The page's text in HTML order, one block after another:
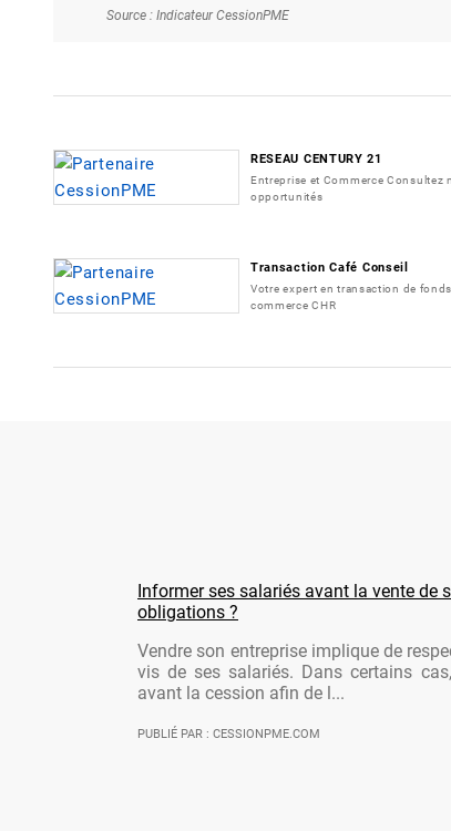
Source : Indicateur CessionPME
RESEAU CENTURY 21
Entreprise et Commerce Consultez
opportunités
Transaction Café Conseil
Votre expert en transaction de
commerce CHR
Informer ses salariés avant la vente de
obligations ?
Vendre son entreprise implique de
vis de ses salariés. Dans certains
avant la cession afin de l...
PUBLIÉ PAR : CESSIONPME.COM